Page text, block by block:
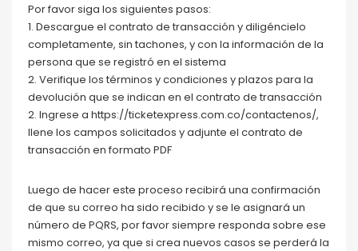
Por favor siga los siguientes pasos:
1. Descargue el contrato de transacción y diligéncielo
completamente, sin tachones, y con la información de la
persona que se registró en el sistema
2. Verifique los términos y condiciones y plazos para la
devolución que se indican en el contrato de transacción
2. Ingrese a https://ticketexpress.com.co/contactenos/,
llene los campos solicitados y adjunte el contrato de
transacción en formato PDF
Luego de hacer este proceso recibirá una confirmación
de que su correo ha sido recibido y se le asignará un
número de PQRS, por favor siempre responda sobre ese
mismo correo, ya que si crea nuevos casos se perderá la